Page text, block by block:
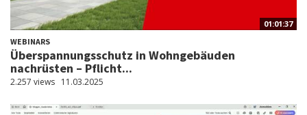
01:01:37
WEBINARS
Überspannungsschutz in Wohngebäuden
nachrüsten – Pflicht...
2.257 views 11.03.2025